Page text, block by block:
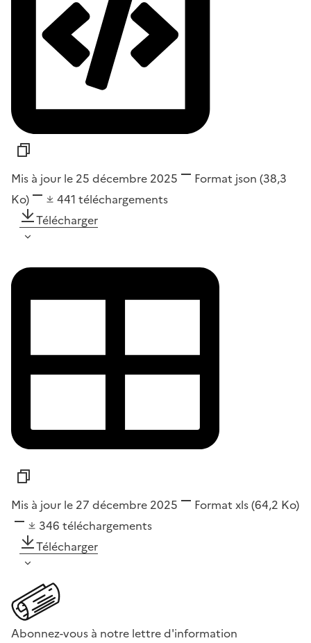
Mis à jour le 25 décembre 2025 Format json (38,3
Ko)
441 téléchargements
Télécharger
Mis à jour le 27 décembre 2025 Format xls(64,2 Ko)
346 téléchargements
Télécharger
Abonnez-vous à notre lettre d'information